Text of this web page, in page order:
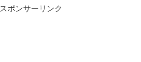
スポンサーリンク